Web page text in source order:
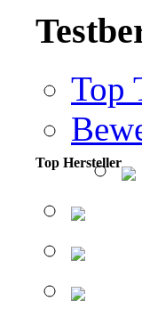
Top
Top Hersteller